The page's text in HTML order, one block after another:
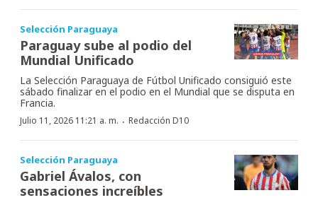
Selección Paraguaya
Paraguay sube al podio del
Mundial Unificado
La Selección Paraguaya de Fútbol Unificado consiguió este
sábado finalizar en el podio en el Mundial que se disputa en
Francia.
Julio 11, 2026 11:21 a. m. · Redacción D10
Selección Paraguaya
Gabriel Ávalos, con
sensaciones increíbles